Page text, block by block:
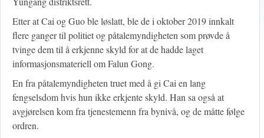
Etter at Cai og Guo ble løslatt, ble de i oktober 2019 innkalt
flere ganger til politiet og påtalemyndigheten som prøvde å
tvinge dem til å erkjenne skyld for at de hadde laget
informasjonsmateriell om Falun Gong.
En fra påtalemyndigheten truet med å gi Cai en lang
fengselsdom hvis hun ikke erkjente skyld. Han sa også at
avgjørelsen kom fra tjenestemenn fra bynivå, og de måtte følge
ordren.